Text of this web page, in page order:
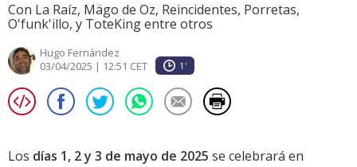
Con La Raíz, Mägo de Oz, Reincidentes, Porretas,
O'funk'illo, y ToteKing entre otros
Hugo Fernández
03/04/2025 | 12:51 CET
1'
Los días 1, 2 y 3 de mayo de 2025 se celebrará en